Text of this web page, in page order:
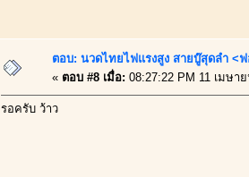
ตอบ: นวดไทยไฟแรงสูง สายบู๊สุดลำ <ฟ
« ตอบ #8 เมื่อ: 08:27:22 PM 11 เมษา
รอครับ ว้าว